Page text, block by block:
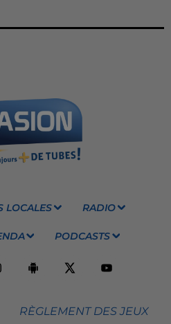
LOCALES RADIO
PODCASTS
RÈGLEMENT DES JEUX